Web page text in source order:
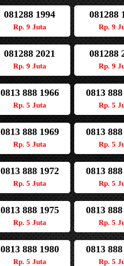
081288 1994
Rp. 9 Juta
081288
Rp. 9
081288 2021
Rp. 9 Juta
081288
Rp. 9
0813 888 1966
Rp. 5 Juta
0813
Rp. 5
0813 888 1969
Rp. 5 Juta
0813
Rp. 5
0813 888 1972
Rp. 5 Juta
0813
Rp. 5
0813 888 1975
Rp. 5 Juta
0813
Rp. 5
0813 888 1980
Rp. 5 Juta
0813 888
Rp. 5